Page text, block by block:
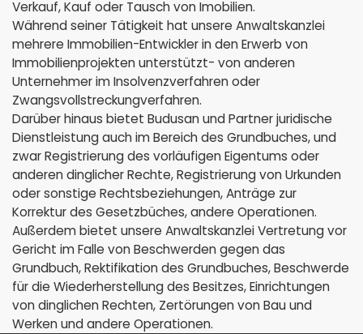
Verkauf, Kauf oder Tausch von Imobilien.
Während seiner Tätigkeit hat unsere Anwaltskanzlei
mehrere Immobilien-Entwickler in den Erwerb von
Immobilienprojekten unterstützt- von anderen
Unternehmer im Insolvenzverfahren oder
Zwangsvollstreckungverfahren.
Darüber hinaus bietet Budusan und Partner juridische
Dienstleistung auch im Bereich des Grundbuches, und
zwar Registrierung des vorläufigen Eigentums oder
anderen dinglicher Rechte, Registrierung von Urkunden
oder sonstige Rechtsbeziehungen, Anträge zur
Korrektur des Gesetzbüches, andere Operationen.
Außerdem bietet unsere Anwaltskanzlei Vertretung vor
Gericht im Falle von Beschwerden gegen das
Grundbuch, Rektifikation des Grundbuches, Beschwerde
für die Wiederherstellung des Besitzes, Einrichtungen
von dinglichen Rechten, Zertörungen von Bau und
Werken und andere Operationen.